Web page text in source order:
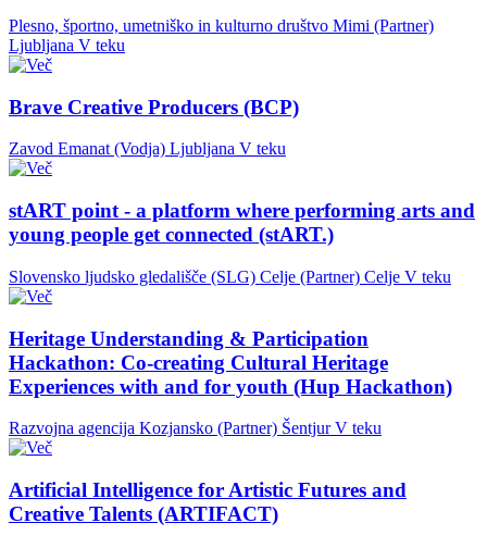
Plesno, športno, umetniško in kulturno društvo Mimi (Partner)
Ljubljana V teku
Brave Creative Producers (BCP)
Zavod Emanat (Vodja) Ljubljana V teku
stART point - a platform where performing arts and
young people get connected (stART.)
Slovensko ljudsko gledališče (SLG) Celje (Partner) Celje V teku
Heritage Understanding & Participation
Hackathon: Co-creating Cultural Heritage
Experiences with and for youth (Hup Hackathon)
Razvojna agencija Kozjansko (Partner) Šentjur V teku
Artificial Intelligence for Artistic Futures and
Creative Talents (ARTIFACT)